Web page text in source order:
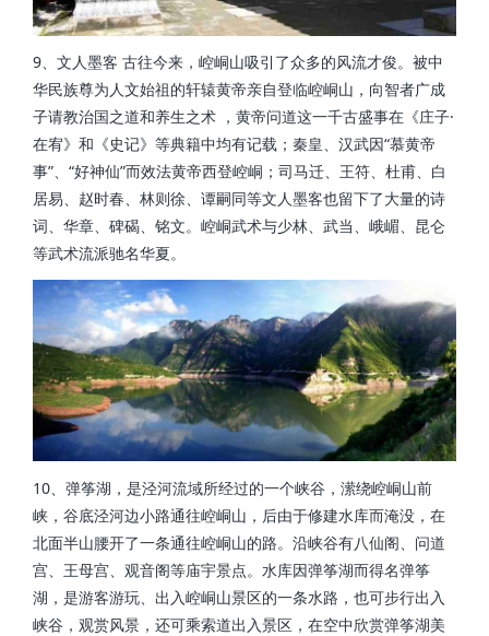
9、文人墨客 古往今来，崆峒山吸引了众多的风流才俊。被中
华民族尊为人文始祖的轩辕黄帝亲自登临崆峒山，向智者广成
子请教治国之道和养生之术 ，黄帝问道这一千古盛事在《庄子·
在宥》和《史记》等典籍中均有记载；秦皇、汉武因“慕黄帝
事”、“好神仙”而效法黄帝西登崆峒；司马迁、王符、杜甫、白
居易、赵时春、林则徐、谭嗣同等文人墨客也留下了大量的诗
词、华章、碑碣、铭文。崆峒武术与少林、武当、峨嵋、昆仑
等武术流派驰名华夏。
10、弹筝湖，是泾河流域所经过的一个峡谷，潆绕崆峒山前
峡，谷底泾河边小路通往崆峒山，后由于修建水库而淹没，在
北面半山腰开了一条通往崆峒山的路。沿峡谷有八仙阁、问道
宫、王母宫、观音阁等庙宇景点。水库因弹筝湖而得名弹筝
湖，是游客游玩、出入崆峒山景区的一条水路，也可步行出入
峡谷，观赏风景，还可乘索道出入景区，在空中欣赏弹筝湖美